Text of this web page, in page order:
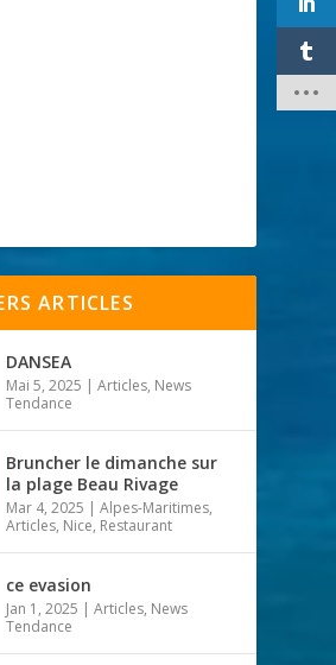
ARTICLES
DANSEA
Mai 5, 2025 |Articles, News
Tendance
Bruncher le dimanche sur
la plage Beau Rivage
Mar 4, 2025 |Alpes-Maritimes,
Articles, Nice, Restaurant
ce evasion
Jan 1, 2025 |Articles, News
Tendance